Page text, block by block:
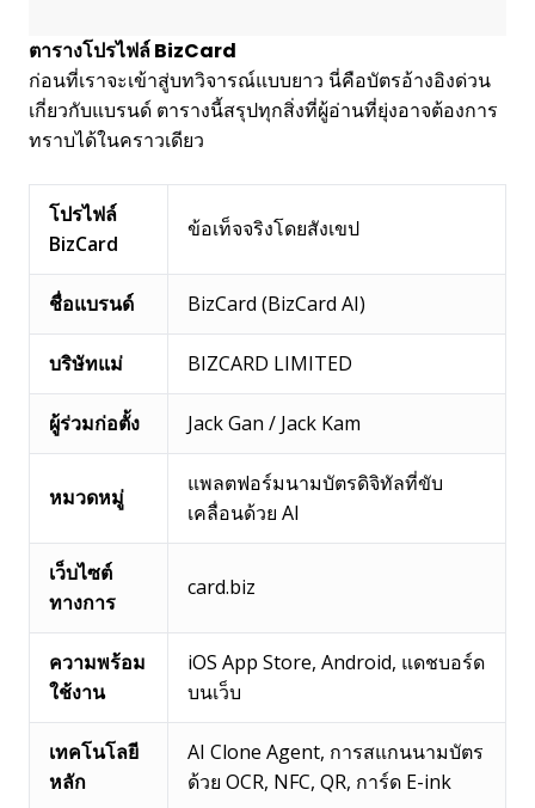
ตารางโปรไฟล์ BizCard
ก่อนที่เราจะเข้าสู่บทวิจารณ์แบบยาว นี่คือบัตรอ้างอิงด่วน
เกี่ยวกับแบรนด์ ตารางนี้สรุปทุกสิ่งที่ผู้อ่านที่ยุ่งอาจต้องการ
ทราบได้ในคราวเดียว
โปรไฟล์
BizCard
ข้อเท็จจริงโดยสังเขป
ชื่อแบรนด์ BizCard (BizCard AI)
บริษัทแม่ BIZCARD LIMITED
ผู้ร่วมก่อตั้ง Jack Gan / Jack Kam
หมวดหมู่
แพลตฟอร์มนามบัตรดิจิทัลที่ขับ
เคลื่อนด้วย AI
เว็บไซต์
ทางการ
card.biz
ความพร้อม
ใช้งาน
iOS App Store, Android, แดชบอร์ด
บนเว็บ
เทคโนโลยี
หลัก
AI Clone Agent, การสแกนนามบัตร
ด้วย OCR, NFC, QR, การ์ด E-ink